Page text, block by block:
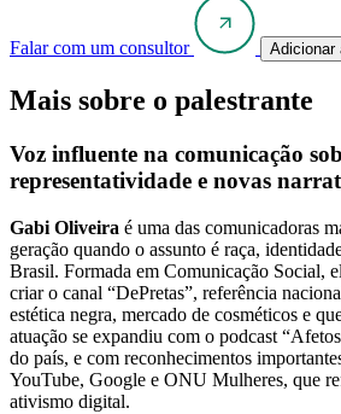
Falar com um consultor Adicionar
Mais sobre o palestrante
Voz influente na comunicação
representatividade e novas
Gabi Oliveira é uma das comunicadoras
geração quando o assunto é raça,
Brasil. Formada em Comunicação Social,
criar o canal “DePretas”, referência
estética negra, mercado de cosméticos e
atuação se expandiu com o podcast
do país, e com reconhecimentos
YouTube, Google e ONU Mulheres, que
ativismo digital.